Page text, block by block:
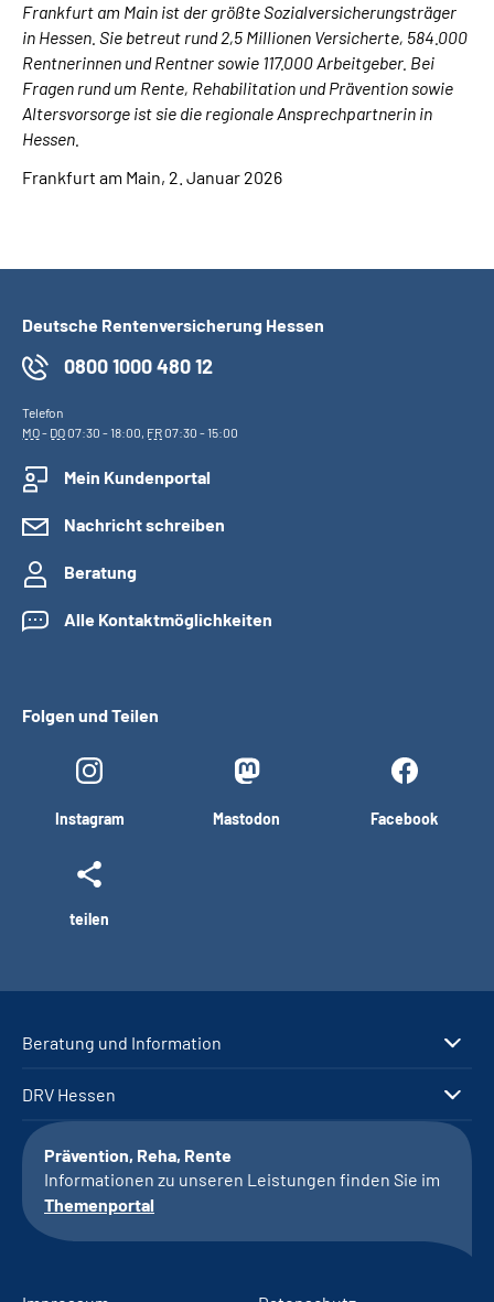
Frankfurt am Main ist der größte Sozialversicherungsträger
in Hessen. Sie betreut rund 2,5 Millionen Versicherte, 584.000
Rentnerinnen und Rentner sowie 117.000 Arbeitgeber. Bei
Fragen rund um Rente, Rehabilitation und Prävention sowie
Altersvorsorge ist sie die regionale Ansprechpartnerin in
Hessen.
Frankfurt am Main, 2. Januar 2026
Deutsche Rentenversicherung Hessen
0800 1000 480 12
Telefon
MO- DO07:30 - 18:00, FR07:30 - 15:00
Mein Kundenportal
Nachricht schreiben
Beratung
Alle Kontaktmöglichkeiten
Folgen und Teilen
Instagram Mastodon Facebook
teilen
Beratung und Information
DRV Hessen
Prävention, Reha, Rente
Informationen zu unseren Leistungen finden Sie im
Themenportal